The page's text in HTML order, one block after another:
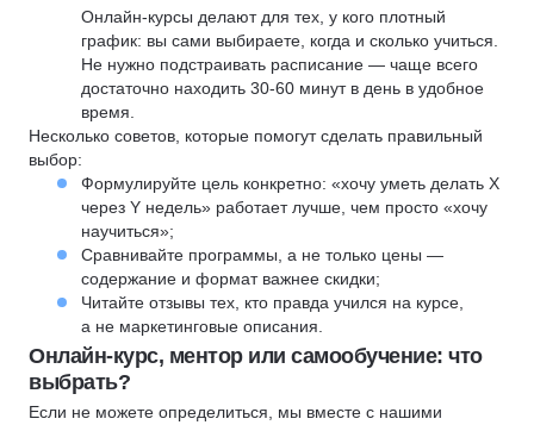
Онлайн-курсы делают для тех, у кого плотный
график: вы сами выбираете, когда и сколько учиться.
Не нужно подстраивать расписание — чаще всего
достаточно находить 30-60 минут в день в удобное
время.
Несколько советов, которые помогут сделать правильный
выбор:
Формулируйте цель конкретно: «хочу уметь делать X
через Y недель» работает лучше, чем просто «хочу
научиться»;
Сравнивайте программы, а не только цены —
содержание и формат важнее скидки;
Читайте отзывы тех, кто правда учился на курсе,
а не маркетинговые описания.
Онлайн-курс, ментор или самообучение: что
выбрать?
Если не можете определиться, мы вместе с нашими